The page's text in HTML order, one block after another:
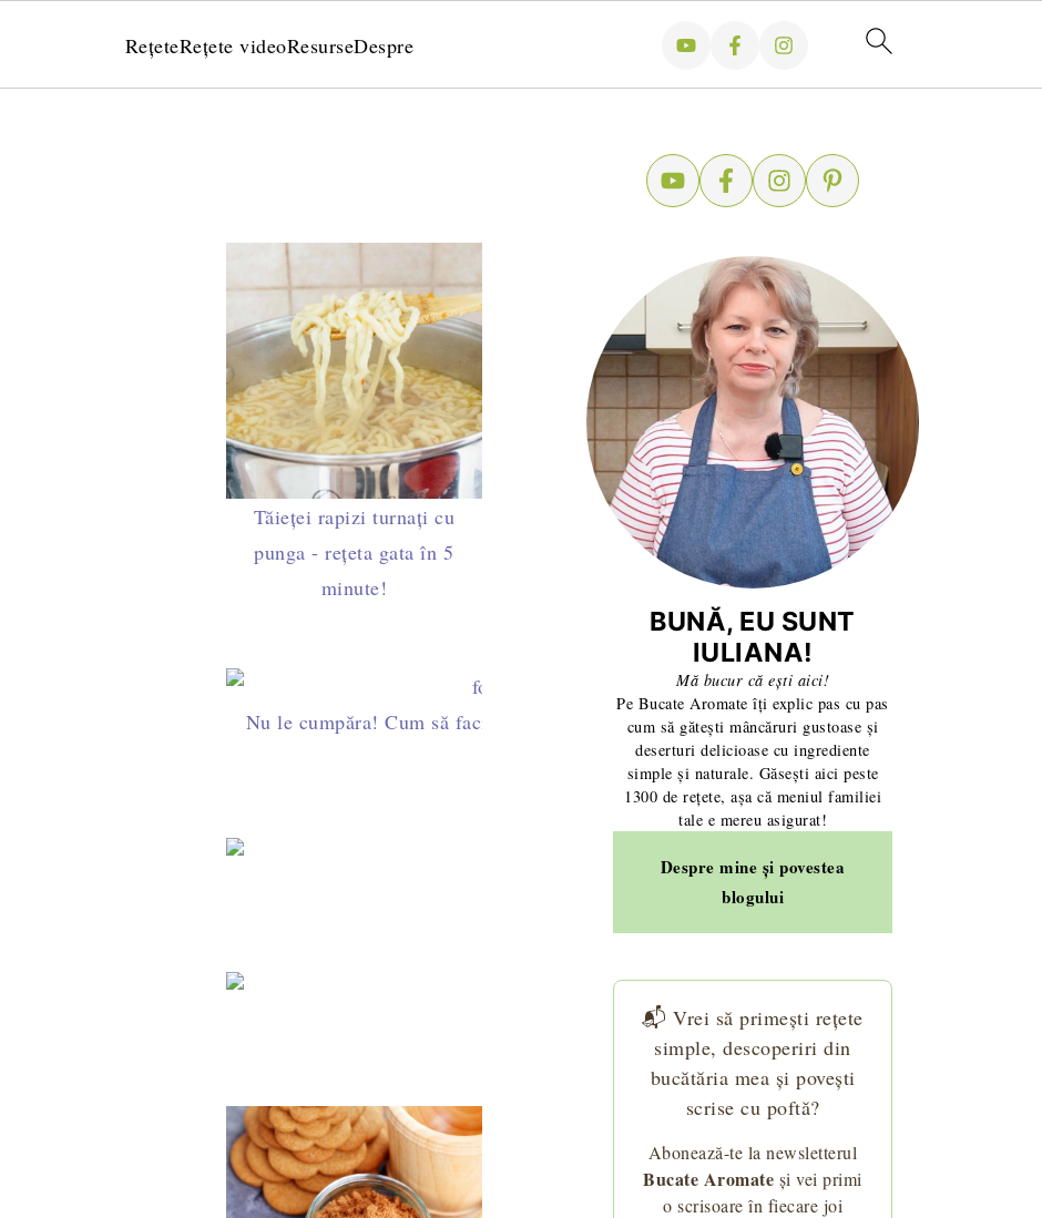
RețeteRețete videoResurseDespre
Cremă de ciocolată de post pentru torturi și prăjituri – fină, fermă și ușor de făcut
Cum să faci unt de arahide acasă - rețeta rapidă, sănătoasă și ieftină
Tăieței rapizi turnați cu
punga - rețeta gata în 5
minute!
Smântână de caju - rețeta de smântână sănătoasă de post sau vegetală
Cum să faci lapte de migdale acasă - 2 ingrediente și 10 minute!
Nu le cumpăra! Cum să faci ușor foi pentru turte de Crăciun cu nucă sau
Ardei copți la airfryer - rumeniți perfect, fără fum și fără miros persistent!
Pesto de busuioc - rețeta italiană alla
Sos Tzatziki - rețeta grecească autenticăColac și prescuri pentru parastas - rețeta cu
6 rețete de somon la cuptor și 6 garnituri potrivite
BUNĂ, EU SUNT
IULIANA!
Mă bucur că ești aici!
Pe Bucate Aromate îți explic pas cu pas
cum să gătești mâncăruri gustoase și
deserturi delicioase cu ingrediente
simple și naturale. Găsești aici peste
1300 de rețete, așa că meniul familiei
tale e mereu asigurat!
Despre mine și povestea
blogului
📬 Vrei să primești rețete
simple, descoperiri din
bucătăria mea și povești
scrise cu poftă?
Abonează-te la newsletterul
Bucate Aromate și vei primi
o scrisoare în fiecare joi